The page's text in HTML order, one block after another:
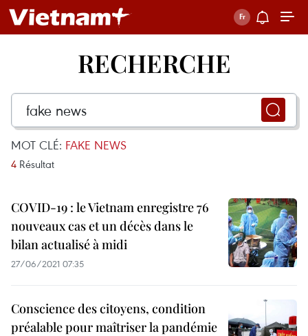
RECHERCHE
MOT CLÉ: FAKE NEWS
4 Résultat
COVID-19 : le Vietnam enregistre 76
nouveaux cas et un décès dans le
bilan actualisé à midi
27/06/2021 07:35
Conscience des citoyens, condition
préalable pour maîtriser la pandémie